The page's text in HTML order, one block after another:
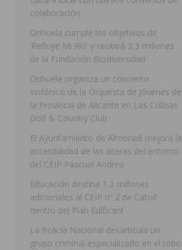
[ 07/08/2026 ] La
[ 07/08/2026 ] Benferri ya
[ 07/08/2026 ] Bigastro se
[ 07/08/2026 ] Rojales
[ 06/08/2026 ]
Redován
Arcángel
REDOVÁN
[ 08/08/2026 ] Benferri da
FEGADO
DOLORES
[ 07/08/2026 ]
Orihuela
colaboración
Orihuela cumple los objetivos de
‘Refluye Mi Río’ y recibirá 3,3 millones
de la Fundación Biodiversidad
Orihuela organiza un concierto
sinfónico de la Orquesta de Jóvenes de
la Provincia de Alicante en Las Colinas
Golf & Country Club
El Ayuntamiento de Almoradí mejora la
accesibilidad de las aceras del entorno
del CEIP Pascual Andreu
Educación destina 1,2 millones
adicionales al CEIP nº 2 de Catral
dentro del Plan Edificant
La Policía Nacional desarticula un
grupo criminal especializado en el robo